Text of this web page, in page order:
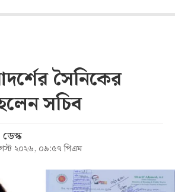
সৈনিকের
সচিব
২০২৬, ০৯:৫৭ পিএম